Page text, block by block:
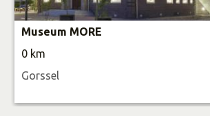
Museum MORE
0 km
Gorssel